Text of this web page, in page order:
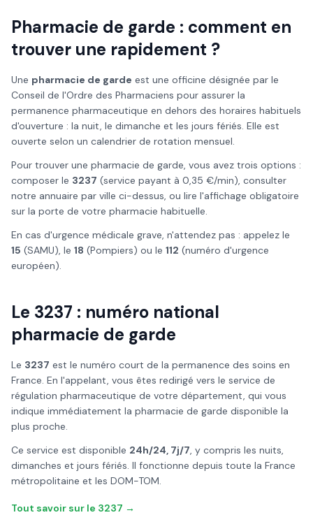
Pharmacie de garde : comment en
trouver une rapidement ?
Une pharmacie de garde est une officine désignée par le
Conseil de l'Ordre des Pharmaciens pour assurer la
permanence pharmaceutique en dehors des horaires habituels
d'ouverture : la nuit, le dimanche et les jours fériés. Elle est
ouverte selon un calendrier de rotation mensuel.
Pour trouver une pharmacie de garde, vous avez trois options :
composer le 3237 (service payant à 0,35 €/min), consulter
notre annuaire par ville ci-dessus, ou lire l'affichage obligatoire
sur la porte de votre pharmacie habituelle.
En cas d'urgence médicale grave, n'attendez pas : appelez le
15 (SAMU), le 18 (Pompiers) ou le 112 (numéro d'urgence
européen).
Le 3237 : numéro national
pharmacie de garde
Le 3237 est le numéro court de la permanence des soins en
France. En l'appelant, vous êtes redirigé vers le service de
régulation pharmaceutique de votre département, qui vous
indique immédiatement la pharmacie de garde disponible la
plus proche.
Ce service est disponible 24h/24, 7j/7, y compris les nuits,
dimanches et jours fériés. Il fonctionne depuis toute la France
métropolitaine et les DOM-TOM.
Tout savoir sur le 3237 →